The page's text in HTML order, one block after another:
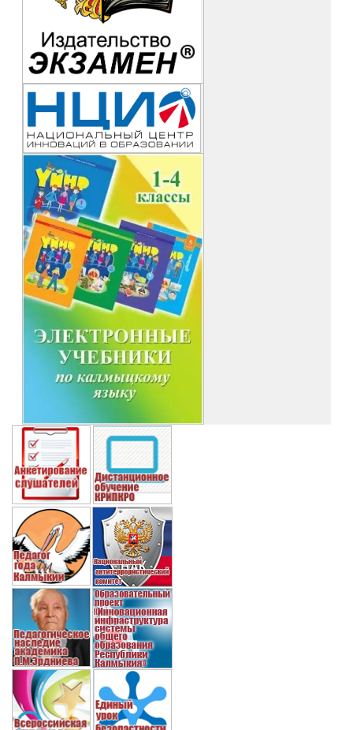
используют социальные сети для проверки заданий,
применяют онлайн-платформы в образовательном процессе,
стараются идти в ногу с технологическими новинками.
Практический опыт показывает, что учителя проводят
нестандартные уроки, интегрируют современные технологии
в учебный процесс, используют цифровые инструменты для
повышения эффективности обучения, вовлекают учеников в
совместную работу с технологиями.
За круглым столом участники семинара поделились своими
методами и приемами использования современных
технологий (исследовательские, проектные методы,
технология развития критического мышления, технология
использования игровых методов, обучение в
сотрудничестве, командная и групповая работа,
здоровьесберегающие технологии и др.).
Участие в данном мероприятии было полезным,
интересным и плодотворным.